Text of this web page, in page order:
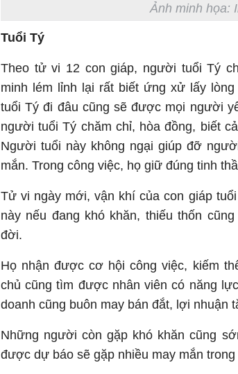
Ảnh minh họa:
Tuổi Tý
Theo tử vi 12 con giáp, người tuổi Tý
minh lém lỉnh lại rất biết ứng xử lấy
tuổi Tý đi đâu cũng sẽ được mọi người
người tuổi Tý chăm chỉ, hòa đồng, biết
Người tuổi này không ngại giúp đỡ
mắn. Trong công việc, họ giữ đúng tinh
Tử vi ngày mới, vận khí của con giáp
này nếu đang khó khăn, thiếu thốn
đời.
Họ nhận được cơ hội công việc, kiếm
chủ cũng tìm được nhân viên có năng
doanh cũng buôn may bán đắt, lợi nhuận
Những người còn gặp khó khăn cũng
được dự báo sẽ gặp nhiều may mắn